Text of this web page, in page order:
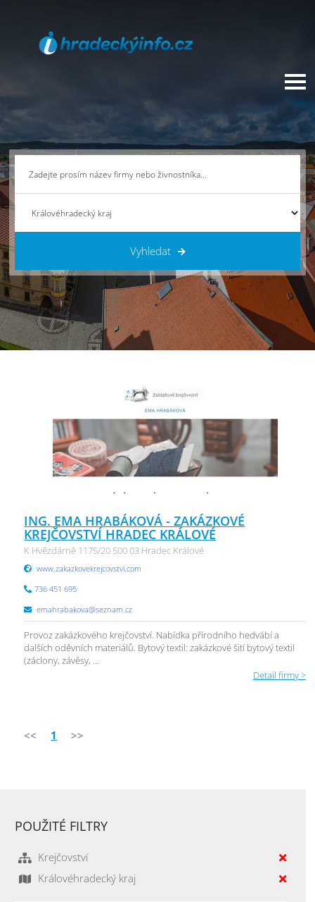
Vyhledat
ING. EMA HRABÁKOVÁ - ZAKÁZKOVÉ
KREJČOVSTVÍ HRADEC KRÁLOVÉ
K Hvězdárně 1175/20 500 03 Hradec Králové
www.zakazkovekrejcovstvi.com
736 451 695
emahrabakova@seznam.cz
Provoz zakázkového krejčovství. Nabídka přírodního hedvábí a
dalších oděvních materiálů. Bytový textil: zakázkové šití bytový textil
(záclony, závěsy, ...
Detail firmy >
<< 1 >>
POUŽITÉ FILTRY
Krejčovství
Královéhradecký kraj